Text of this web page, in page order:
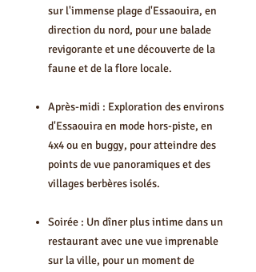
sur l'immense plage d'Essaouira, en
direction du nord, pour une balade
revigorante et une découverte de la
faune et de la flore locale.
Après-midi : Exploration des environs
d'Essaouira en mode hors-piste, en
4x4 ou en buggy, pour atteindre des
points de vue panoramiques et des
villages berbères isolés.
Soirée : Un dîner plus intime dans un
restaurant avec une vue imprenable
sur la ville, pour un moment de